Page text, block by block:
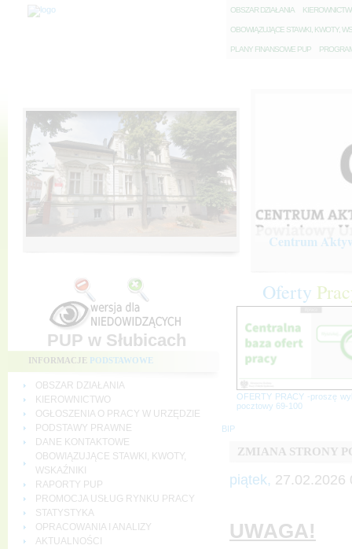
OBSZAR DZIAŁANIA K
OBOWIĄZUJĄCE STAWKI, KWOTY,
PLANY FINANSOWE PUP P
Centrum
PUP w Słubicach
INFORMACJE PODSTAWOWE
OBSZAR DZIAŁANIA
KIEROWNICTWO
OGŁOSZENIA O PRACY W URZĘDZIE
PODSTAWY PRAWNE
DANE KONTAKTOWE
OBOWIĄZUJĄCE STAWKI, KWOTY,
WSKAŹNIKI
RAPORTY PUP
PROMOCJA USŁUG RYNKU PRACY
STATYSTYKA
OPRACOWANIA I ANALIZY
AKTUALNOŚCI
Oferty
OFERTY PRACY -proszę
pocztowy 69-100
BIP
ZMIANA STRONY
piątek, 27.02.2026
UWAGA!